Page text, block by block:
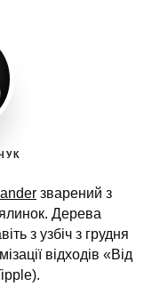
зварений з
Дерева
з узбіч з грудня
відходів «Від